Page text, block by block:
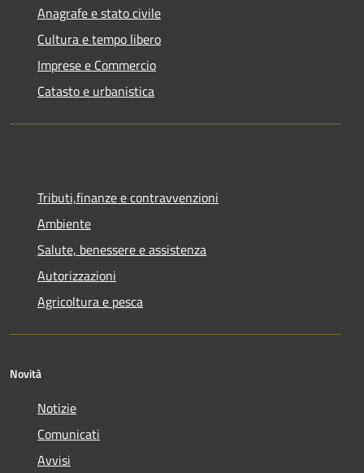
Anagrafe e stato civile
Cultura e tempo libero
Imprese e Commercio
Catasto e urbanistica
Tributi,finanze e contravvenzioni
Ambiente
Salute, benessere e assistenza
Autorizzazioni
Agricoltura e pesca
Novità
Notizie
Comunicati
Avvisi